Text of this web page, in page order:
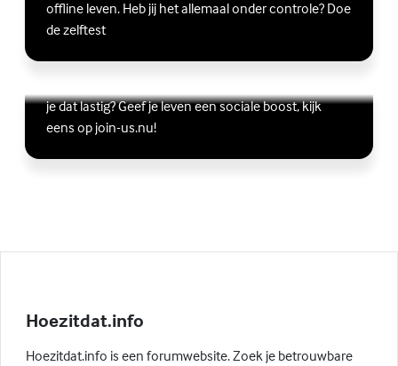
offline leven. Heb jij het allemaal onder controle? Doe
de zelftest
Vriendschap
je dat lastig? Geef je leven een sociale boost, kijk
eens op join-us.nu!
Lees meer over Vriendschap
(Externe link)
Hoezitdat.info
Hoezitdat.info is een forumwebsite. Zoek je betrouwbare